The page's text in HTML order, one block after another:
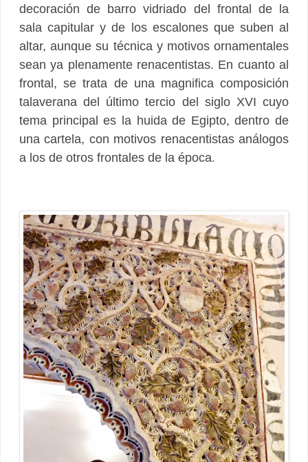
decoración de barro vidriado del frontal de la
sala capitular y de los escalones que suben al
altar, aunque su técnica y motivos ornamentales
sean ya plenamente renacentistas. En cuanto al
frontal, se trata de una magnifica composición
talaverana del último tercio del siglo XVI cuyo
tema principal es la huida de Egipto, dentro de
una cartela, con motivos renacentistas análogos
a los de otros frontales de la época.